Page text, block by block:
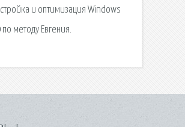
и оптимизация Windows
по методу Евгения.